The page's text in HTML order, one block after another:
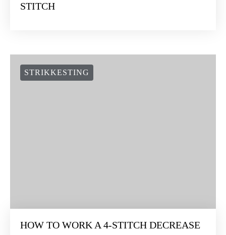
STITCH
STRIKKESTING
HOW TO WORK A 4-STITCH DECREASE